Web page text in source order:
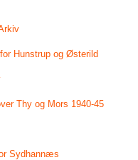
Hunstrup og Østerild
Thy og Mors 1940-45
Sydhannæs